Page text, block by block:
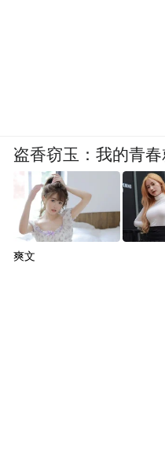
盗香窃玉：我的青
爽文